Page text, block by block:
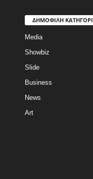
ΔΗΜΟΦΙΛΗ
Media
Showbiz
Slide
Business
News
Art